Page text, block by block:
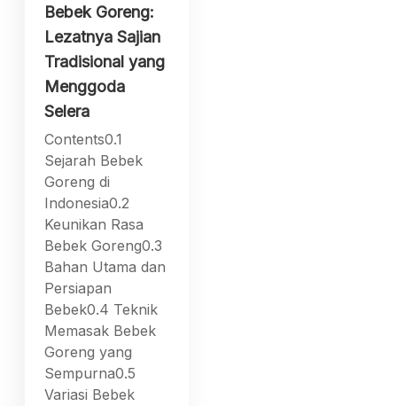
Bebek Goreng:
Lezatnya Sajian
Tradisional yang
Menggoda
Selera
Contents0.1
Sejarah Bebek
Goreng di
Indonesia0.2
Keunikan Rasa
Bebek Goreng0.3
Bahan Utama dan
Persiapan
Bebek0.4 Teknik
Memasak Bebek
Goreng yang
Sempurna0.5
Variasi Bebek